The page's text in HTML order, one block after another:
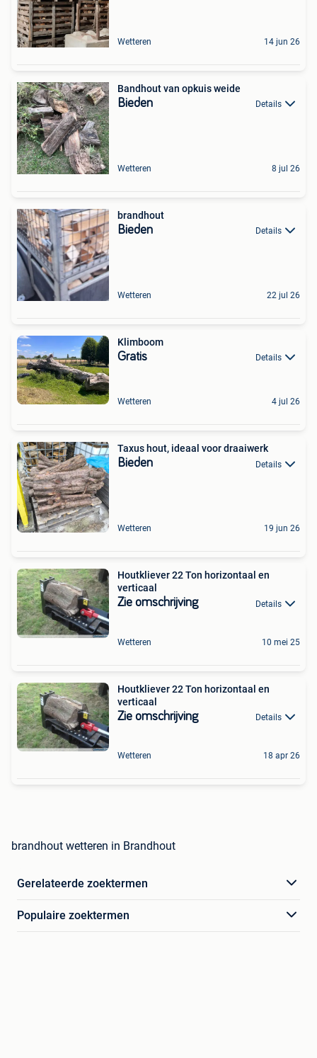
Wetteren 14 jun 26
Bandhout van opkuis weide
Bieden Details
Wetteren 8 jul 26
brandhout
Bieden Details
Wetteren 22 jul 26
Klimboom
Gratis Details
Wetteren 4 jul 26
Taxus hout, ideaal voor draaiwerk
Bieden Details
Wetteren 19 jun 26
Houtkliever 22 Ton horizontaal en
verticaal
Zie omschrijving Details
Wetteren 10 mei 25
Houtkliever 22 Ton horizontaal en
verticaal
Zie omschrijving Details
Wetteren 18 apr 26
brandhout wetteren in Brandhout
Gerelateerde zoektermen
Populaire zoektermen